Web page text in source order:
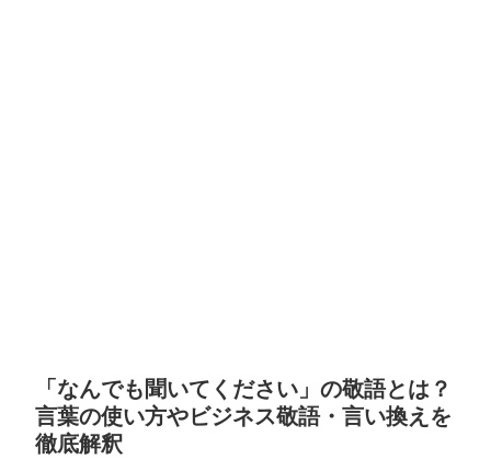
「なんでも聞いてください」の敬語とは？
言葉の使い方やビジネス敬語・言い換えを
徹底解釈